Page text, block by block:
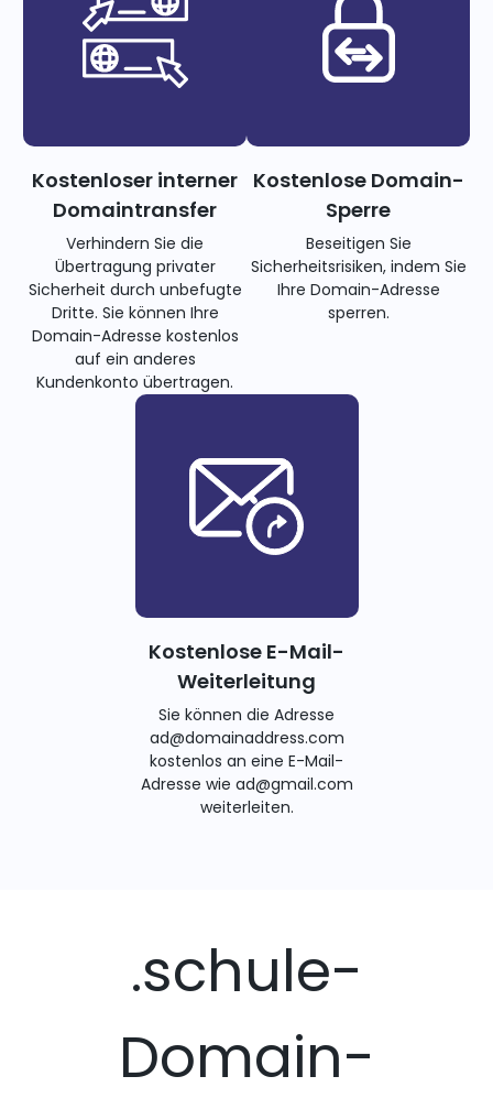
Kostenloser interner
Domaintransfer
Verhindern Sie die
Übertragung privater
Sicherheit durch unbefugte
Dritte. Sie können Ihre
Domain-Adresse kostenlos
auf ein anderes
Kundenkonto übertragen.
Kostenlose Domain-
Sperre
Beseitigen Sie
Sicherheitsrisiken, indem Sie
Ihre Domain-Adresse
sperren.
Kostenlose E-Mail-
Weiterleitung
Sie können die Adresse
ad@domainaddress.com
kostenlos an eine E-Mail-
Adresse wie ad@gmail.com
weiterleiten.
.schule-
Domain-